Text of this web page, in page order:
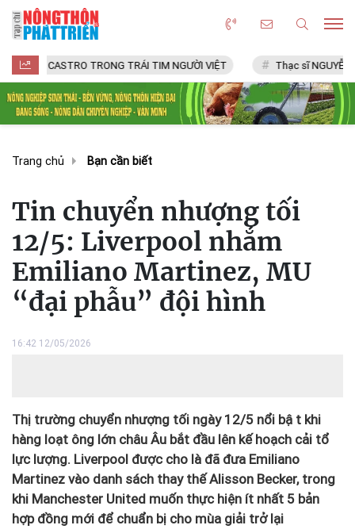
TRONG TRÁI TIM NGƯỜI VIỆT Thạc sĩ NGUYỄN VĂN CHÍ
Trang chủ Bạn cần biết
Tin chuyển nhượng tối
12/5: Liverpool nhắm
Emiliano Martinez, MU
“đại phẫu” đội hình
16:42 12/05/2026
Thị trường chuyển nhượng tối ngày 12/5 nổi bật khi
hàng loạt ông lớn châu Âu bắt đầu lên kế hoạch cải tổ
lực lượng. Liverpool được cho là đã đưa Emiliano
Martinez vào danh sách thay thế Alisson Becker, trong
khi Manchester United muốn thực hiện ít nhất 5 bản
hợp đồng mới để chuẩn bị cho mùa giải trở lại